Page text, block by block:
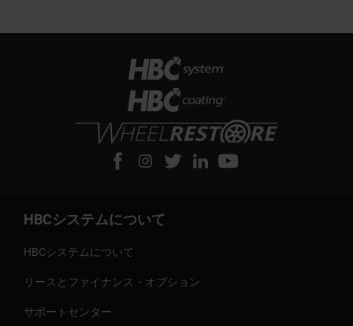
HBCシステムについて
HBCシステムについて
リースとファイナンス・オプション
サポートセンター